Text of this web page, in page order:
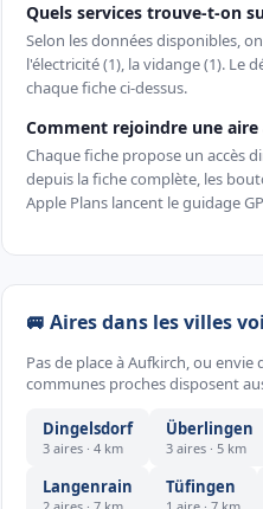
Quels services trouve-t-on
Selon les données disponibles,
l'électricité (1), la vidange (1). Le
chaque fiche ci-dessus.
Comment rejoindre une aire
Chaque fiche propose un accès
depuis la fiche complète, les
Apple Plans lancent le guidage
🚐 Aires dans les villes
Pas de place à Aufkirch, ou envie
communes proches disposent
Dingelsdorf
3 aires · 4 km
Überlingen
3 aires · 5 km
Langenrain Tüfingen